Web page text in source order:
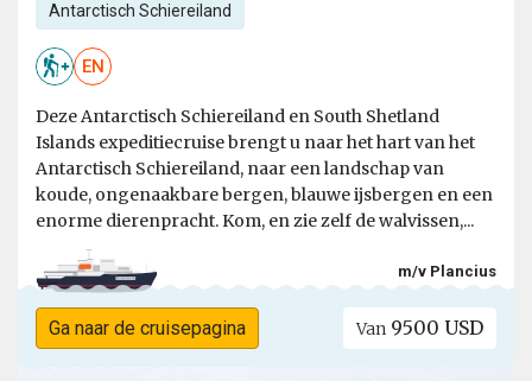
Antarctisch Schiereiland
EN
Deze Antarctisch Schiereiland en South Shetland
Islands expeditiecruise brengt u naar het hart van het
Antarctisch Schiereiland, naar een landschap van
koude, ongenaakbare bergen, blauwe ijsbergen en een
enorme dierenpracht. Kom, en zie zelf de walvissen,...
m/v Plancius
Ga naar de cruisepagina Van 9500 USD